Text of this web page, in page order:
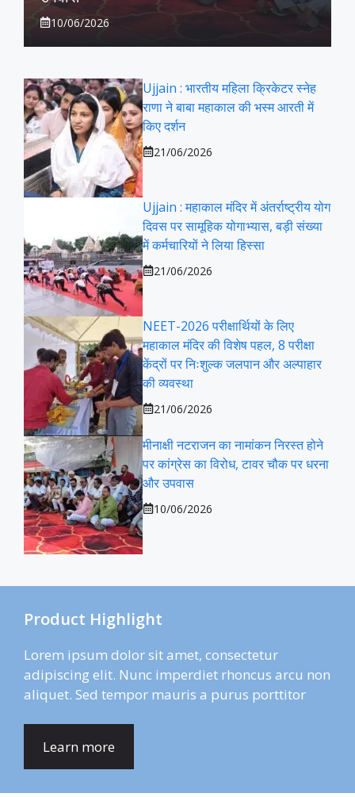
10/06/2026
Ujjain : भारतीय महिला क्रिकेटर स्नेह
राणा ने बाबा महाकाल की भस्म आरती में
किए दर्शन
21/06/2026
Ujjain : महाकाल मंदिर में अंतर्राष्ट्रीय योग
दिवस पर सामूहिक योगाभ्यास, बड़ी संख्या
में कर्मचारियों ने लिया हिस्सा
21/06/2026
NEET-2026 परीक्षार्थियों के लिए
महाकाल मंदिर की विशेष पहल, 8 परीक्षा
केंद्रों पर निःशुल्क जलपान और अल्पाहार
की व्यवस्था
21/06/2026
मीनाक्षी नटराजन का नामांकन निरस्त होने
पर कांग्रेस का विरोध, टावर चौक पर धरना
और उपवास
10/06/2026
Product Highlight
Lorem ipsum dolor sit amet, consectetur
adipiscing elit. Nunc imperdiet rhoncus arcu non
aliquet. Sed tempor mauris a purus porttitor
Learn more